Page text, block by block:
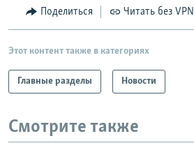
Поделиться Читать без VPN
Этот контент также в категориях
Главные разделы Новости
Смотрите также